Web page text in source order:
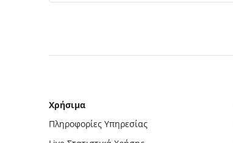
Χρήσιμα
Πληροφορίες Υπηρεσίας